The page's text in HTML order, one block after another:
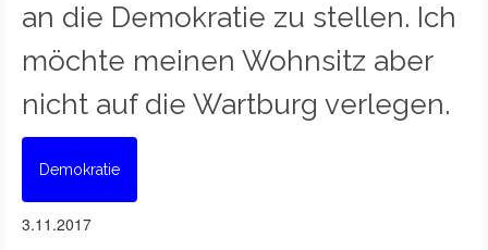
an die Demokratie zu stellen. Ich
möchte meinen Wohnsitz aber
nicht auf die Wartburg verlegen.
Demokratie
3.11.2017